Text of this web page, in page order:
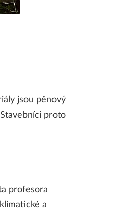
jsou pěnový
proto
profesora
a